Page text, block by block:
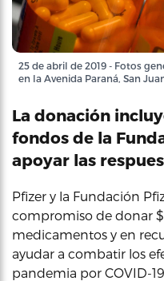
25 de abril de 2019 - Fotos
en la Avenida Paraná, San
La donación
fondos de la
apoyar las
Pfizer y la Fundación
compromiso de donar
medicamentos y en
ayudar a combatir los
pandemia por COVID-